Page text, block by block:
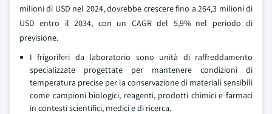
milioni di USD nel 2024, dovrebbe crescere fino a 264,3 milioni di
USD entro il 2034, con un CAGR del 5,9% nel periodo di
previsione.
I frigoriferi da laboratorio sono unità di raffreddamento
specializzate progettate per mantenere condizioni di
temperatura precise per la conservazione di materiali sensibili
come campioni biologici, reagenti, prodotti chimici e farmaci
in contesti scientifici, medici e di ricerca.